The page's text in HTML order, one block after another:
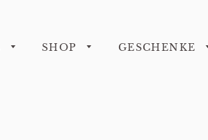
SHOP GESCHENKE